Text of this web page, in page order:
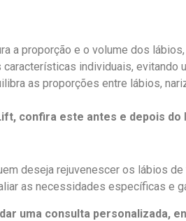
a proporção e o volume dos
características individuais, evitando
as proporções entre lábios,
confira este antes e depois
deseja rejuvenescer os lábios de
as necessidades específicas e
uma consulta personalizada,